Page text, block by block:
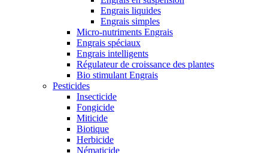
Engrais liquides
Engrais simples
Micro-nutriments Engrais
Engrais spéciaux
Engrais intelligents
Régulateur de croissance des plantes
Bio stimulant Engrais
Pesticides
Insecticide
Fongicide
Miticide
Biotique
Herbicide
Nématicide